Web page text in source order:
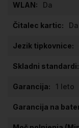
Da
Da
1 leto